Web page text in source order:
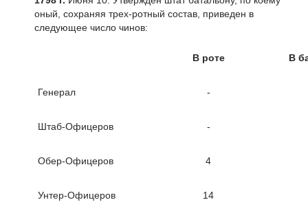
оный, сохраняя трех-ротный состав, приведен в
следующее число чинов:
В роте В
Генерал -
Штаб-Офицеров -
Обер-Офицеров 4
Унтер-Офицеров 14